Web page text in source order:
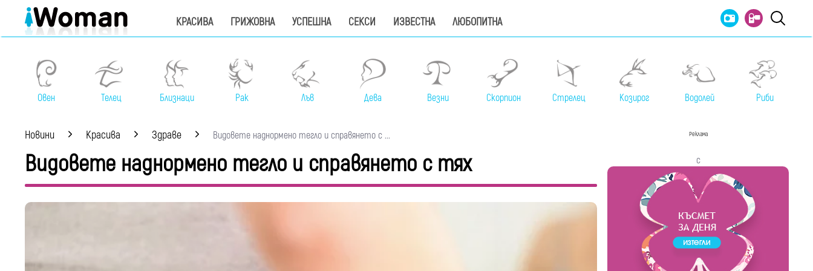
КРАСИВА ГРИЖОВНА УСПЕШНА СЕКСИ ИЗВЕСТНА ЛЮБОПИТНА
Овен Телец Близнаци Рак Лъв Дева Везни Скорпион Стрелец Козирог Водолей Риби
Новини Красива Здраве Видовете наднормено тегло и справянето с ...
Видовете наднормено тегло и справянето с тях
Реклама
с